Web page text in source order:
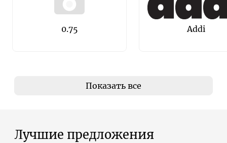
0.75 Addi
Показать все
Лучшие предложения